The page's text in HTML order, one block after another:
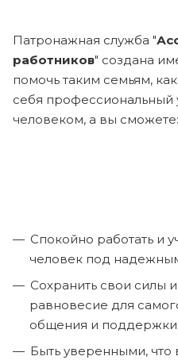
Патронажная служба "
работников" создана
помочь таким семьям,
себя профессиональный
человеком, а вы сможете:
Спокойно работать и
человек под
Сохранить свои силы
равновесие для
общения и
Быть уверенными, что